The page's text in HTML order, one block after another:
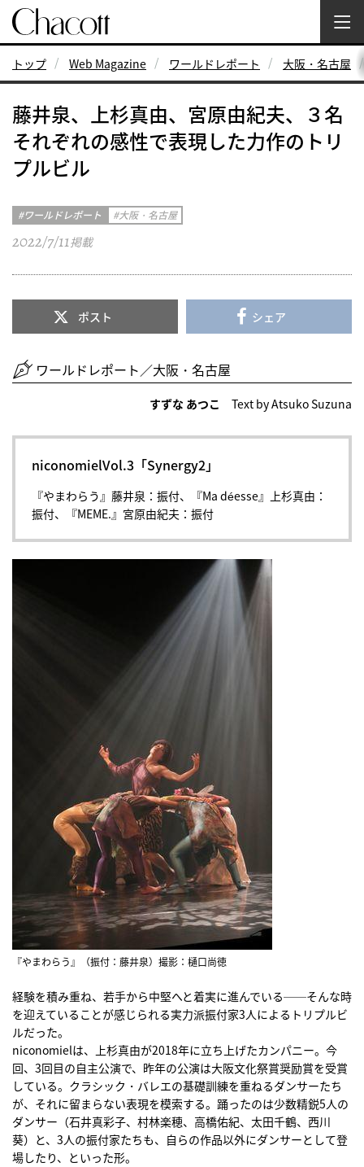
トップ Web Magazine ワールドレポート 大阪・名古屋
藤井泉、上杉真由、宮原由紀夫、３名
それぞれの感性で表現した力作のトリ
プルビル
ワールドレポート 大阪・名古屋
2022/7/11掲載
ポスト シェア
ワールドレポート／大阪・名古屋
すずな あつこ Text by Atsuko Suzuna
niconomielVol.3「Synergy2」
『やまわらう』藤井泉：振付、『Ma déesse』上杉真由：
振付、『MEME.』宮原由紀夫：振付
『やまわらう』（振付：藤井泉）撮影：樋口尚徳
経験を積み重ね、若手から中堅へと着実に進んでいる──そんな時
を迎えていることが感じられる実力派振付家3人によるトリプルビ
ルだった。
niconomielは、上杉真由が2018年に立ち上げたカンパニー。今
回、3回目の自主公演で、昨年の公演は大阪文化祭賞奨励賞を受賞
している。クラシック・バレエの基礎訓練を重ねるダンサーたち
が、それに留まらない表現を模索する。踊ったのは少数精鋭5人の
ダンサー（石井真彩子、村林楽穂、高橋佑紀、太田千鶴、西川
葵）と、3人の振付家たちも、自らの作品以外にダンサーとして登
場したり、といった形。